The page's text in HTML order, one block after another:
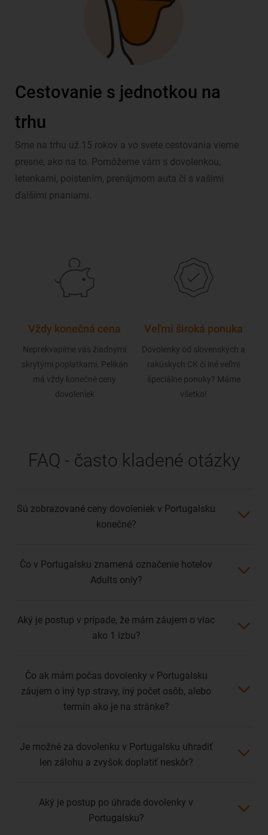
Cestovanie s jednotkou na
trhu
Sme na trhu už 15 rokov a vo svete cestovania vieme
presne, ako na to. Pomôžeme vám s dovolenkou,
letenkami, poistením, prenájmom auta či s vašimi
ďalšími prianiami.
Vždy konečná cena
Neprekvapíme vás žiadnymi
skrytými poplatkami. Pelikán
má vždy konečné ceny
dovoleniek
Veľmi široká ponuka
Dovolenky od slovenských a
rakúskych CK či iné veľmi
špeciálne ponuky? Máme
všetko!
FAQ - často kladené otázky
Sú zobrazované ceny dovoleniek v Portugalsku
konečné?
Čo v Portugalsku znamená označenie hotelov
Adults only?
Aký je postup v prípade, že mám záujem o viac
ako 1 izbu?
Čo ak mám počas dovolenky v Portugalsku
záujem o iný typ stravy, iný počet osôb, alebo
termín ako je na stránke?
Je možné za dovolenku v Portugalsku uhradiť
len zálohu a zvyšok doplatiť neskôr?
Aký je postup po úhrade dovolenky v
Portugalsku?